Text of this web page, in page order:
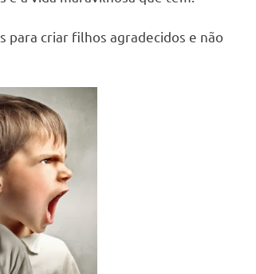
para criar filhos agradecidos e não